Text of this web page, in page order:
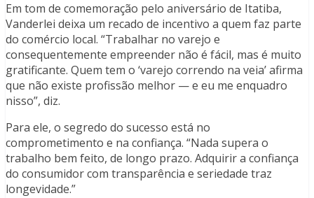
Em tom de comemoração pelo aniversário de Itatiba,
Vanderlei deixa um recado de incentivo a quem faz parte
do comércio local. “Trabalhar no varejo e
consequentemente empreender não é fácil, mas é muito
gratificante. Quem tem o ‘varejo correndo na veia’ afirma
que não existe profissão melhor — e eu me enquadro
nisso”, diz.
Para ele, o segredo do sucesso está no
comprometimento e na confiança. “Nada supera o
trabalho bem feito, de longo prazo. Adquirir a confiança
do consumidor com transparência e seriedade traz
longevidade.”